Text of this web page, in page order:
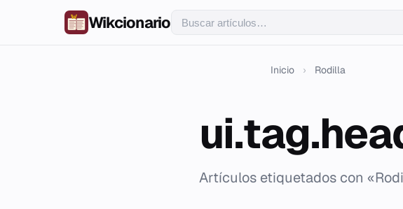
Wikcionario
Inicio › Rodilla
Artículos etiquetados con